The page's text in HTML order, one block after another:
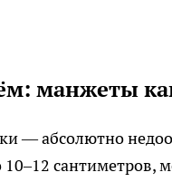
манжеты
— абсолютно
10–12